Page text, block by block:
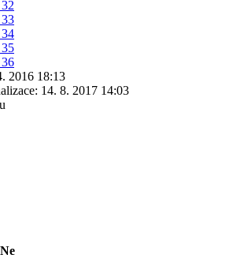
2016 18:13
14. 8. 2017 14:03
Ne